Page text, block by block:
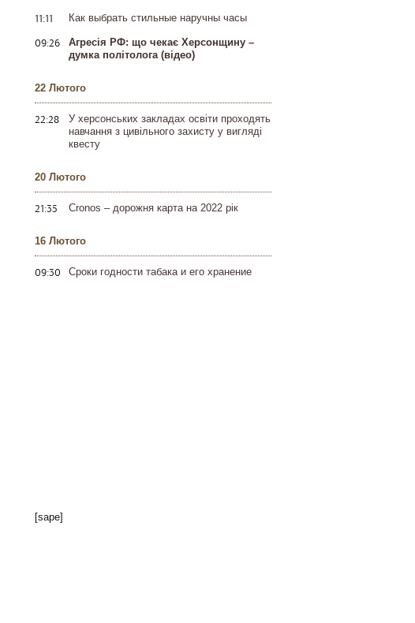
11:11 Как выбрать стильные наручны часы
09:26
Агресія РФ: що чекає Херсонщину –
думка політолога (відео)
22 Лютого
22:28
У херсонських закладах освіти проходять
навчання з цивільного захисту у вигляді
квесту
20 Лютого
21:35 Cronos – дорожня карта на 2022 рік
16 Лютого
09:30 Сроки годности табака и его хранение
[sape]